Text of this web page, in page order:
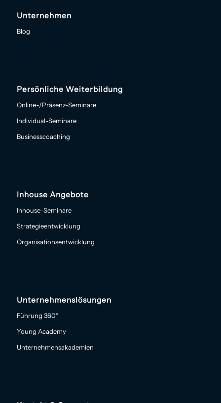
Unternehmen
Blog
Persönliche Weiterbildung
Online-/Präsenz-Seminare
Individual-Seminare
Businesscoaching
Inhouse Angebote
Inhouse-Seminare
Strategieentwicklung
Organisationsentwicklung
Unternehmenslösungen
Führung 360°
Young Academy
Unternehmensakademien